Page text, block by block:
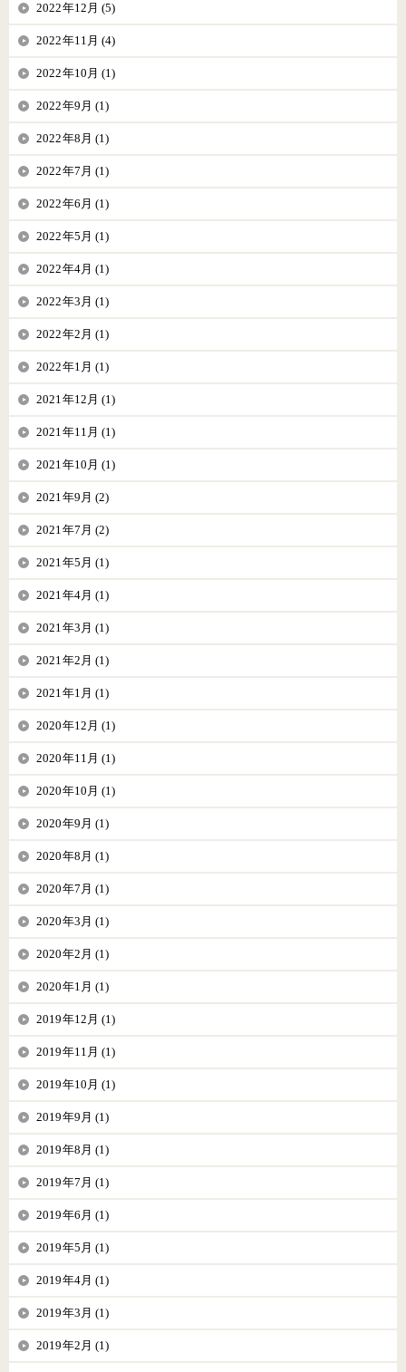
2022年12月 (5)
2022年11月 (4)
2022年10月 (1)
2022年9月 (1)
2022年8月 (1)
2022年7月 (1)
2022年6月 (1)
2022年5月 (1)
2022年4月 (1)
2022年3月 (1)
2022年2月 (1)
2022年1月 (1)
2021年12月 (1)
2021年11月 (1)
2021年10月 (1)
2021年9月 (2)
2021年7月 (2)
2021年5月 (1)
2021年4月 (1)
2021年3月 (1)
2021年2月 (1)
2021年1月 (1)
2020年12月 (1)
2020年11月 (1)
2020年10月 (1)
2020年9月 (1)
2020年8月 (1)
2020年7月 (1)
2020年3月 (1)
2020年2月 (1)
2020年1月 (1)
2019年12月 (1)
2019年11月 (1)
2019年10月 (1)
2019年9月 (1)
2019年8月 (1)
2019年7月 (1)
2019年6月 (1)
2019年5月 (1)
2019年4月 (1)
2019年3月 (1)
2019年2月 (1)